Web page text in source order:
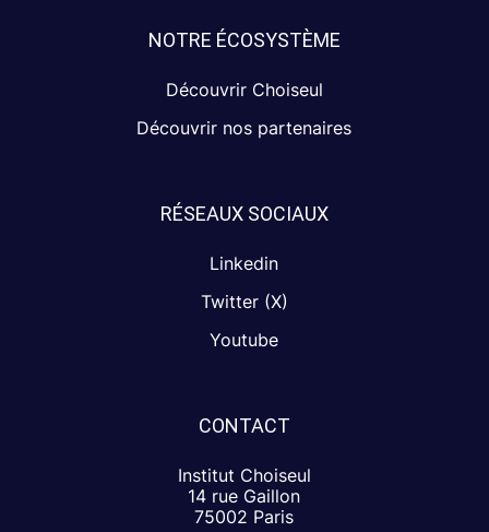
NOTRE ÉCOSYSTÈME
Découvrir Choiseul
Découvrir nos partenaires
RÉSEAUX SOCIAUX
Linkedin
Twitter (X)
Youtube
CONTACT
Institut Choiseul
14 rue Gaillon
75002 Paris